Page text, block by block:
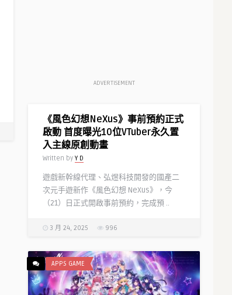
ADVERTISEMENT
《風色幻想NeXus》事前預約正式
啟動 首度曝光10位VTuber永久置
入主線原創動畫
Written by Y D
遊戲新幹線代理、弘煜科技開發的國產二
次元手遊新作《風色幻想 NeXus》，今
（21）日正式開啟事前預約，完成預 ..
3 月 24, 2025 996
APPS GAME